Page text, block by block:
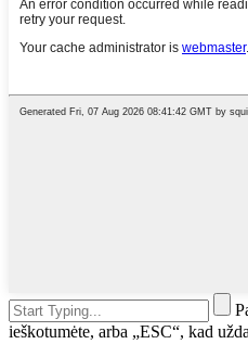
ieškotumėte, arba „ESC“, kad